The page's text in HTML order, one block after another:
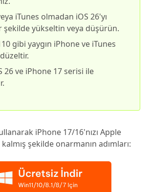
iTunes olmadan iOS 26'yı
şekilde yükseltin veya düşürün.
gibi yaygın iPhone ve iTunes
26 ve iPhone 17 serisi ile
iPhone 17/16'nızı Apple
şekilde onarmanın adımları: